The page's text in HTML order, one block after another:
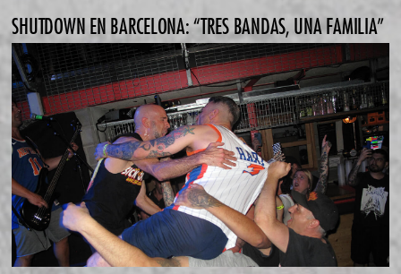
SHUTDOWN EN BARCELONA: “TRES BANDAS, UNA FAMILIA”